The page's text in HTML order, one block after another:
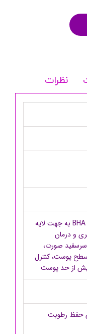
نظرات
فرموله شده با AHA و BHA به جهت لایه
و درمان
صورت،
پوست، کنترل
از حد پوست
حفظ رطوبت